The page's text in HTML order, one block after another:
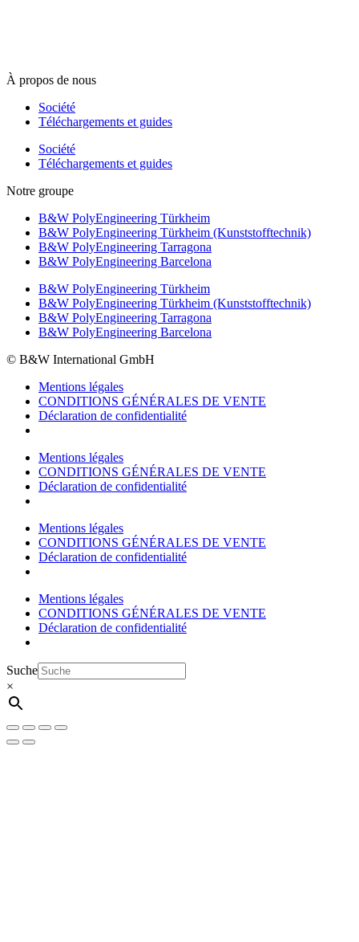
À propos de nous
Société
Téléchargements et guides
Société
Téléchargements et guides
Notre groupe
B&W PolyEngineering Türkheim
B&W PolyEngineering Türkheim (Kunststofftechnik)
B&W PolyEngineering Tarragona
B&W PolyEngineering Barcelona
B&W PolyEngineering Türkheim
B&W PolyEngineering Türkheim (Kunststofftechnik)
B&W PolyEngineering Tarragona
B&W PolyEngineering Barcelona
© B&W International GmbH
Mentions légales
CONDITIONS GÉNÉRALES DE VENTE
Déclaration de confidentialité
Mentions légales
CONDITIONS GÉNÉRALES DE VENTE
Déclaration de confidentialité
Mentions légales
CONDITIONS GÉNÉRALES DE VENTE
Déclaration de confidentialité
Mentions légales
CONDITIONS GÉNÉRALES DE VENTE
Déclaration de confidentialité
Suche
×